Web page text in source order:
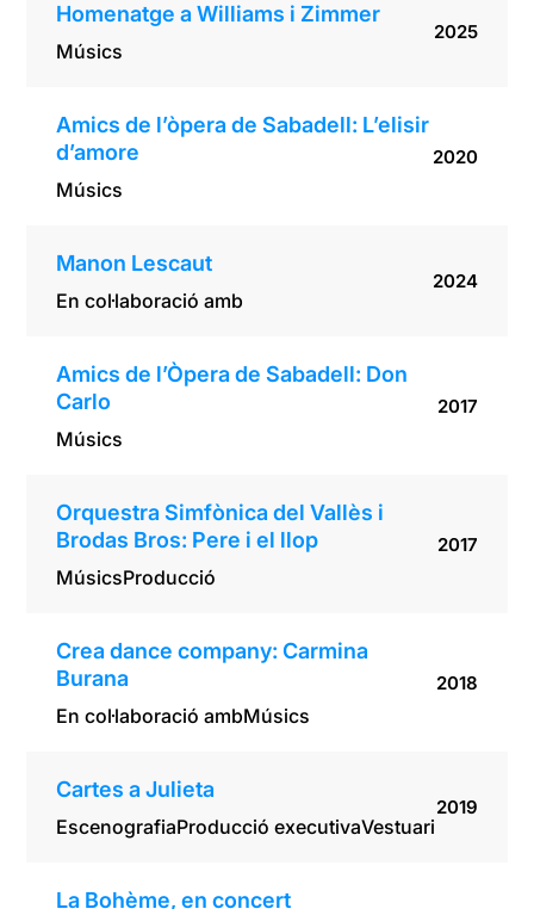
Homenatge a Williams i Zimmer
Músics
2025
Amics de l’òpera de Sabadell: L’elisir
d’amore
Músics
2020
Manon Lescaut
En col·laboració amb
2024
Amics de l’Òpera de Sabadell: Don
Carlo
Músics
2017
Orquestra Simfònica del Vallès i
Brodas Bros: Pere i el llop
MúsicsProducció
2017
Crea dance company: Carmina
Burana
En col·laboració ambMúsics
2018
Cartes a Julieta
EscenografiaProducció executivaVestuari
2019
La Bohème, en concert